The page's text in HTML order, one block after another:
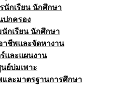
นักเรียน นักศึกษา
ปกครอง
นักเรียน นักศึกษา
าชีพและจัดหางาน
และแผนงาน
ย์บ่มเพาะ
ละมาตรฐานการศึกษา